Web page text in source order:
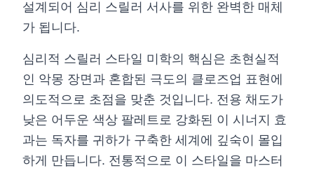
설계되어 심리 스릴러 서사를 위한 완벽한 매체
가 됩니다.
심리적 스릴러 스타일 미학의 핵심은 초현실적
인 악몽 장면과 혼합된 극도의 클로즈업 표현에
의도적으로 초점을 맞춘 것입니다. 전용 채도가
낮은 어두운 색상 팔레트로 강화된 이 시너지 효
과는 독자를 귀하가 구축한 세계에 깊숙이 몰입
하게 만듭니다. 전통적으로 이 스타일을 마스터